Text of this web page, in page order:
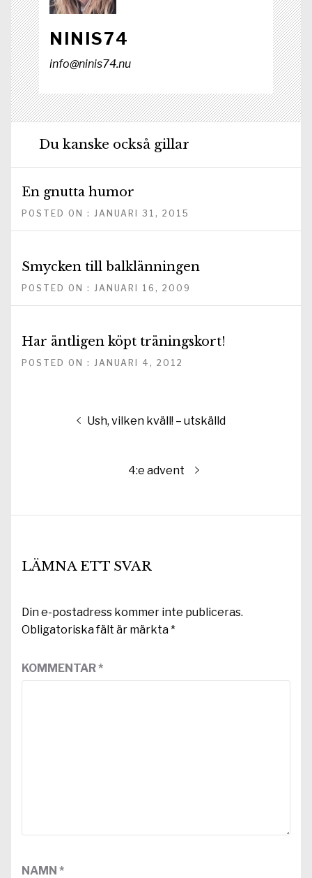
NINIS74
info@ninis74.nu
Du kanske också gillar
En gnutta humor
POSTED ON : JANUARI 31, 2015
Smycken till balklänningen
POSTED ON : JANUARI 16, 2009
Har äntligen köpt träningskort!
POSTED ON : JANUARI 4, 2012
Inläggsnavigering
Föregående
Ush, vilken kväll! – utskälld
Nästa
4:e advent
LÄMNA ETT SVAR
Din e-postadress kommer inte publiceras.
Obligatoriska fält är märkta*
KOMMENTAR*
NAMN *